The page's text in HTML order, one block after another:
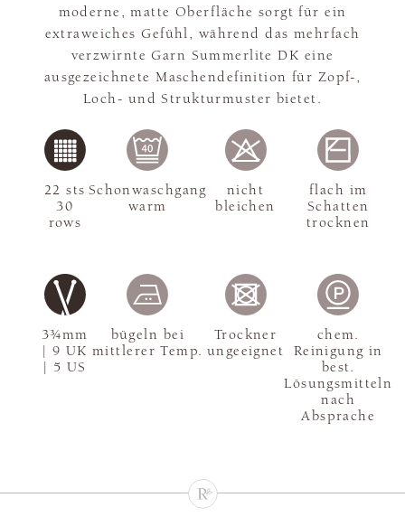
moderne, matte Oberfläche sorgt für ein
extraweiches Gefühl, während das mehrfach
verzwirnte Garn Summerlite DK eine
ausgezeichnete Maschendefinition für Zopf-,
Loch- und Strukturmuster bietet.
3¾mm
| 9 UK
| 5 US
22 sts
30
rows
Schonwaschgang
warm
nicht
bleichen
flach im
Schatten
trocknen
bügeln bei
mittlerer Temp.
Trockner
ungeeignet
chem.
Reinigung in
best.
Lösungsmitteln
nach
Absprache